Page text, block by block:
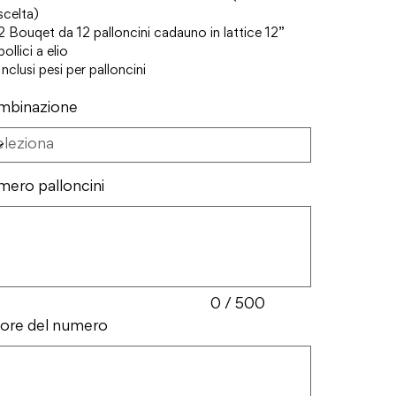
Bouqet da 12 palloncini cadauno in lattice 12”
a elio
Inclusi pesi per palloncini
palloncini
0 / 500
del numero